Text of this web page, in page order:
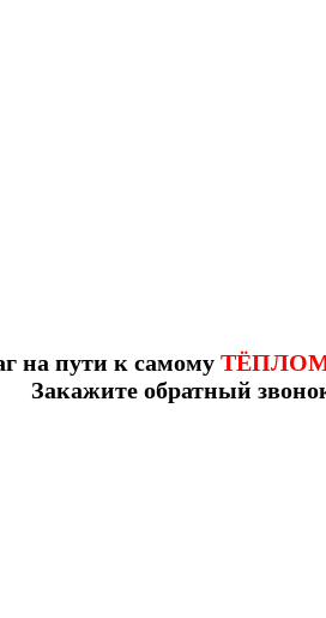
на пути к самому
Закажите обратный